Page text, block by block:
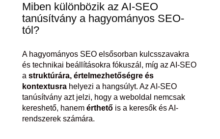
Miben különbözik az AI-SEO
tanúsítvány a hagyományos SEO-
tól?
A hagyományos SEO elsősorban kulcsszavakra
és technikai beállításokra fókuszál, míg az AI-SEO
a struktúrára, értelmezhetőségre és
kontextusrahelyezi a hangsúlyt. Az AI-SEO
tanúsítvány azt jelzi, hogy a weboldal nemcsak
kereshető, hanem érthetőis a keresők és AI-
rendszerek számára.